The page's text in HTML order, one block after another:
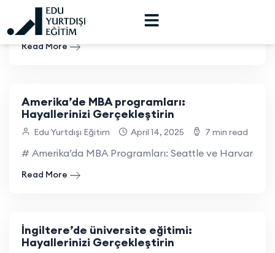
## Amerika’da Doktora Eğitimi: Miami ve University
Read More
Amerika’de MBA programları:
Hayallerinizi Gerçekleştirin
Edu Yurtdışı Eğitim April 14, 2025 7 min read
# Amerika’da MBA Programları: Seattle ve Harvard
Read More
İngiltere’de üniversite eğitimi:
Hayallerinizi Gerçekleştirin